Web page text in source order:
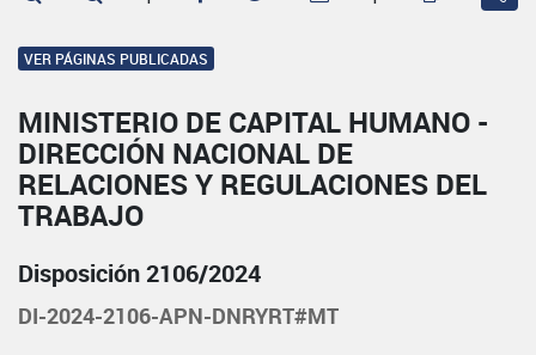
VER PÁGINAS PUBLICADAS
MINISTERIO DE CAPITAL HUMANO -
DIRECCIÓN NACIONAL DE
RELACIONES Y REGULACIONES DEL
TRABAJO
Disposición 2106/2024
DI-2024-2106-APN-DNRYRT#MT